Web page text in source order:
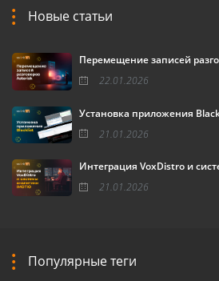
Новые статьи
Перемещение записей
22.01.2026
Установка приложения
21.01.2026
Интеграция VoxDistro и
21.01.2026
Популярные теги